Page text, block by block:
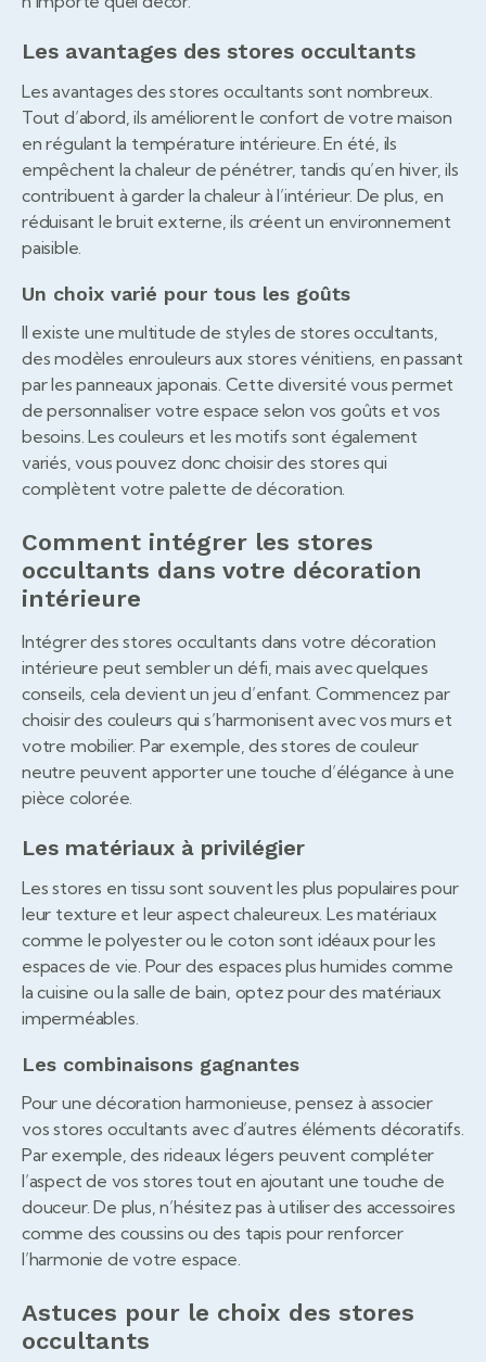
Les avantages des stores occultants
Les avantages des stores occultants sont nombreux.
Tout d’abord, ils améliorent le confort de votre maison
en régulant la température intérieure. En été, ils
empêchent la chaleur de pénétrer, tandis qu’en hiver, ils
contribuent à garder la chaleur à l’intérieur. De plus, en
réduisant le bruit externe, ils créent un environnement
paisible.
Un choix varié pour tous les goûts
Il existe une multitude de styles de stores occultants,
des modèles enrouleurs aux stores vénitiens, en passant
par les panneaux japonais. Cette diversité vous permet
de personnaliser votre espace selon vos goûts et vos
besoins. Les couleurs et les motifs sont également
variés, vous pouvez donc choisir des stores qui
complètent votre palette de décoration.
Comment intégrer les stores
occultants dans votre décoration
intérieure
Intégrer des stores occultants dans votre décoration
intérieure peut sembler un défi, mais avec quelques
conseils, cela devient un jeu d’enfant. Commencez par
choisir des couleurs qui s’harmonisent avec vos murs et
votre mobilier. Par exemple, des stores de couleur
neutre peuvent apporter une touche d’élégance à une
pièce colorée.
Les matériaux à privilégier
Les stores en tissu sont souvent les plus populaires pour
leur texture et leur aspect chaleureux. Les matériaux
comme le polyester ou le coton sont idéaux pour les
espaces de vie. Pour des espaces plus humides comme
la cuisine ou la salle de bain, optez pour des matériaux
imperméables.
Les combinaisons gagnantes
Pour une décoration harmonieuse, pensez à associer
vos stores occultants avec d’autres éléments décoratifs.
Par exemple, des rideaux légers peuvent compléter
l’aspect de vos stores tout en ajoutant une touche de
douceur. De plus, n’hésitez pas à utiliser des accessoires
comme des coussins ou des tapis pour renforcer
l’harmonie de votre espace.
Astuces pour le choix des stores
occultants